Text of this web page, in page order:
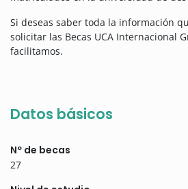
Si deseas saber toda la información
solicitar las Becas UCA Internacional
facilitamos.
Datos básicos
Nº de becas
27